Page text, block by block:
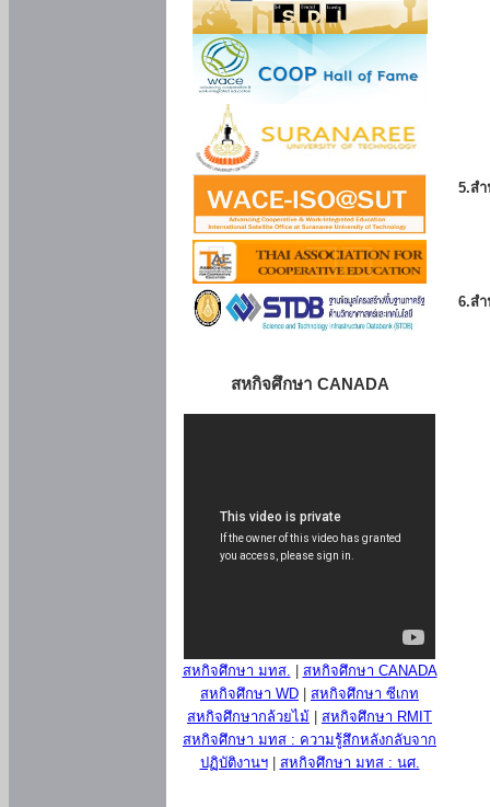
สหกิจศึกษา CANADA
สหกิจศึกษา มทส.
สหกิจศึกษา CANADA
สหกิจศึกษา WD
สหกิจศึกษา ซีเกท
สหกิจศึกษากล้วยไม้
สหกิจศึกษา RMIT
สหกิจศึกษา มทส : ความรู้สึกหลังกลับจาก
ปฏิบัติงานฯ| สหกิจศึกษา มทส : นศ.
5.ส
6.ส